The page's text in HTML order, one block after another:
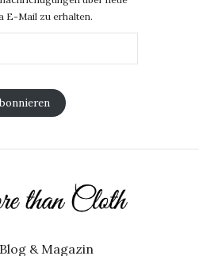
E-Mail zu erhalten.
& Magazin